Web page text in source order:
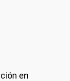
en